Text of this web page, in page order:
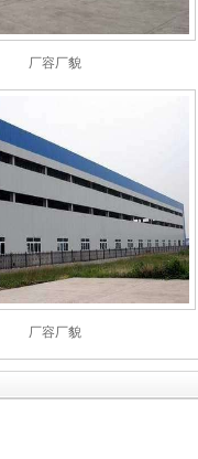
厂容厂貌
厂容厂貌